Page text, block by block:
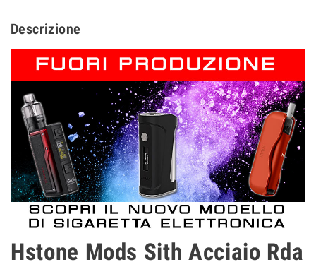
Descrizione
Hstone Mods Sith Acciaio Rda